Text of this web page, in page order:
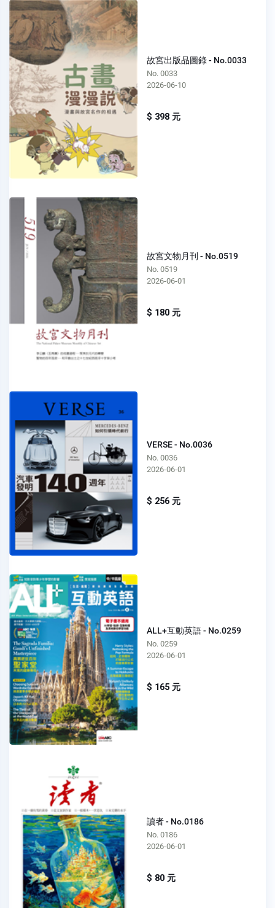
故宮出版品圖錄 - No.0033
No. 0033
2026-06-10
$ 398 元
故宮文物月刊 - No.0519
No. 0519
2026-06-01
$ 180 元
VERSE - No.0036
No. 0036
2026-06-01
$ 256 元
ALL+互動英語 - No.0259
No. 0259
2026-06-01
$ 165 元
讀者 - No.0186
No. 0186
2026-06-01
$ 80 元